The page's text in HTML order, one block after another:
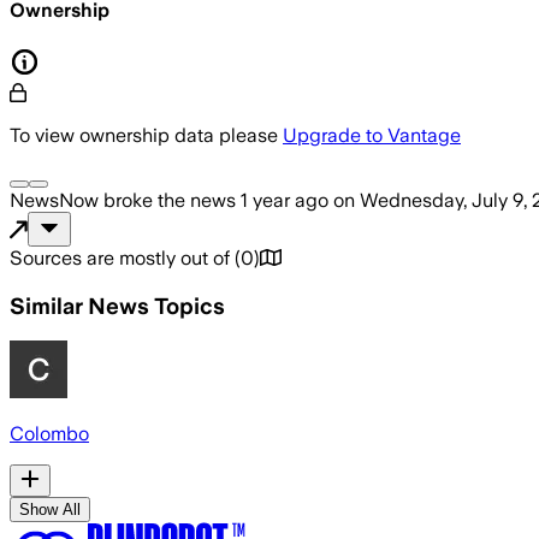
Ownership
To view ownership data please Upgrade to Vantage
NewsNow broke the news 1 year ago on Wednesday, July 9,
Sources are mostly out of (0)
Similar News Topics
Colombo
Show All